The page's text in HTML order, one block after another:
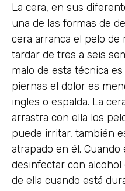
La cera, en sus
una de las formas de
cera arranca el pelo de
tardar de tres a seis
malo de esta técnica
piernas el dolor es
ingles o espalda. La
arrastra con ella los
puede irritar, también
atrapado en él.
desinfectar con
de ella cuando está